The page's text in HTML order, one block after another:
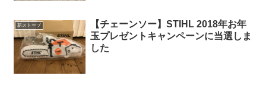
薪ストーブ
【チェーンソー】STIHL 2018年お年
玉プレゼントキャンペーンに当選しま
した